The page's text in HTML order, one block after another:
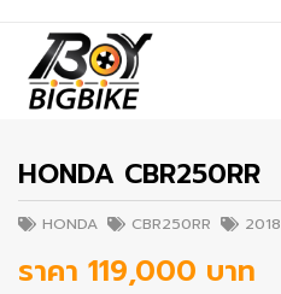
HONDA CBR250RR
HONDA CBR250RR 2018
ราคา 119,000 บาท